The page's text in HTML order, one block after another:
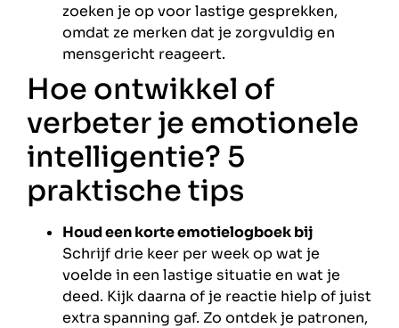
zoeken je op voor lastige gesprekken,
omdat ze merken dat je zorgvuldig en
mensgericht reageert.
Hoe ontwikkel of
verbeter je emotionele
intelligentie? 5
praktische tips
Houd een korte emotielogboek bij
Schrijf drie keer per week op wat je
voelde in een lastige situatie en wat je
deed. Kijk daarna of je reactie hielp of juist
extra spanning gaf. Zo ontdek je patronen,